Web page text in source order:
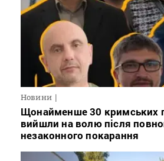
Новини
Щонайменше 30 кримських
вийшли на волю після
незаконного покарання